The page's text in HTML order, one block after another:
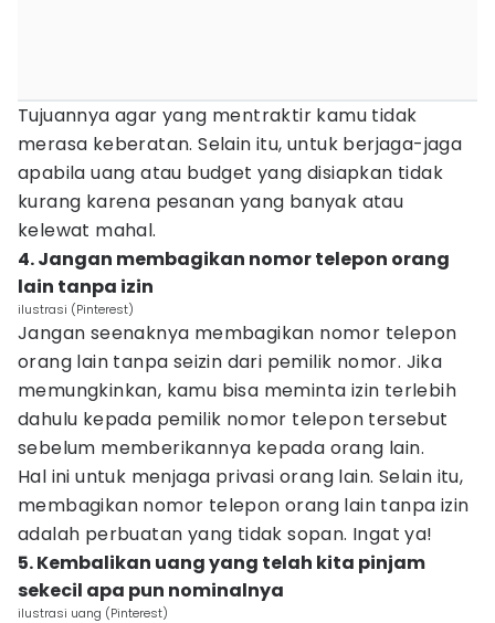
Tujuannya agar yang mentraktir kamu tidak
merasa keberatan. Selain itu, untuk berjaga-jaga
apabila uang atau budget yang disiapkan tidak
kurang karena pesanan yang banyak atau
kelewat mahal.
4. Jangan membagikan nomor telepon orang
lain tanpa izin
ilustrasi (Pinterest)
Jangan seenaknya membagikan nomor telepon
orang lain tanpa seizin dari pemilik nomor. Jika
memungkinkan, kamu bisa meminta izin terlebih
dahulu kepada pemilik nomor telepon tersebut
sebelum memberikannya kepada orang lain.
Hal ini untuk menjaga privasi orang lain. Selain itu,
membagikan nomor telepon orang lain tanpa izin
adalah perbuatan yang tidak sopan. Ingat ya!
5. Kembalikan uang yang telah kita pinjam
sekecil apa pun nominalnya
ilustrasi uang (Pinterest)